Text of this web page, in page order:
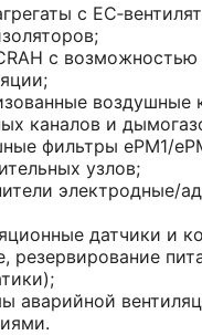
с
с
воздушные
каналов и
фильтры ePM1/
узлов;
электродные/
датчики и
резервирование
аварийной